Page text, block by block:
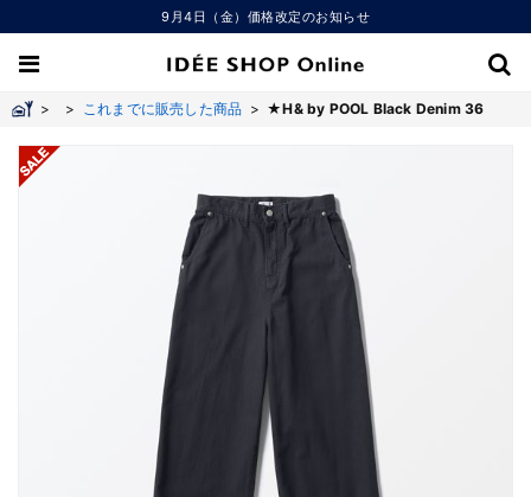
9月4日（金）価格改定のお知らせ
> > これまでに販売した商品 > ★H& by POOL Black Denim 36